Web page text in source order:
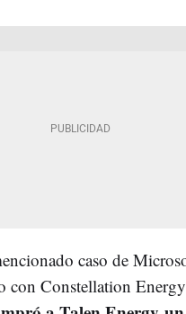
caso de
con Constellation